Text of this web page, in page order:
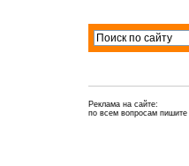
Реклама на сайте:
по всем вопросам пишите